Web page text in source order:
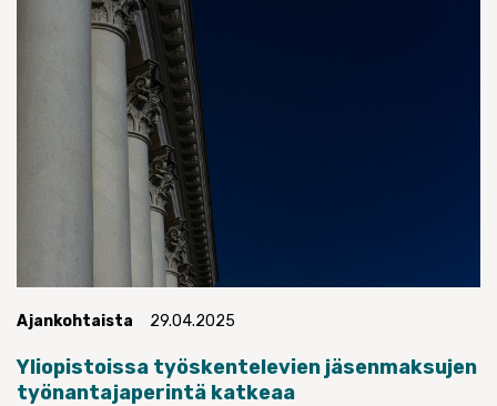
Ajankohtaista 29.04.2025
Yliopistoissa työskentelevien jäsenmaksujen
työnantajaperintä katkeaa